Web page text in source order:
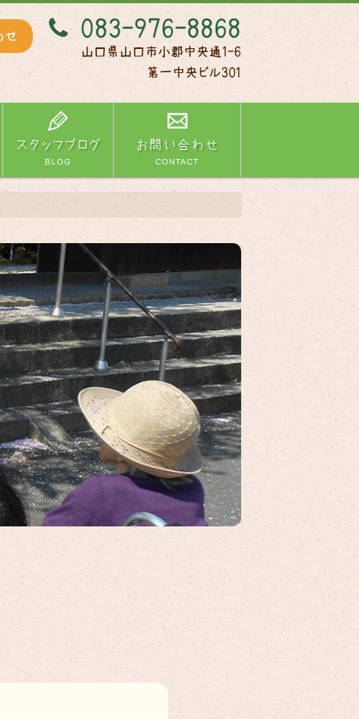
083-976-8868
せ
山口県山口市小郡中央通1-6
第一中央ビル301
スタッフブログ
BLOG
お問い合わせ
CONTACT